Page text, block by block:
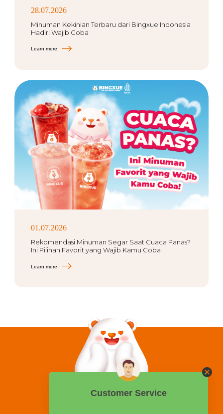
28.07.2026
Minuman Kekinian Terbaru dari Bingxue Indonesia
Hadir! Wajib Coba
Learn more
01.07.2026
Rekomendasi Minuman Segar Saat Cuaca Panas?
Ini Pilihan Favorit yang Wajib Kamu Coba
Learn more
0858 2015 9999